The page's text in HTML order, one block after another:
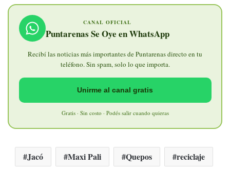
CANAL OFICIAL
Puntarenas Se Oye en WhatsApp
Recibí las noticias más importantes de Puntarenas directo en tu
teléfono. Sin spam, solo lo que importa.
Unirme al canal gratis
Gratis · Sin costo · Podés salir cuando quieras
Jacó Maxi Pali Quepos reciclaje